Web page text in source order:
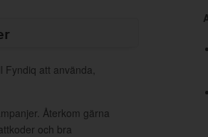
Fyndiq att använda,
Återkom gärna
och bra